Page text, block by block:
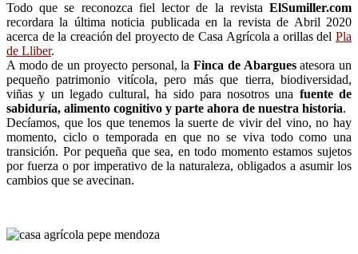
Todo que se reconozca fiel lector de la revista ElSumiller.com
recordara la última noticia publicada en la revista de Abril 2020
acerca de la creación del proyecto de Casa Agrícola a orillas del Pla
de Lliber.
A modo de un proyecto personal, laFinca de Abarguesatesora un
pequeño patrimonio vitícola, pero más que tierra, biodiversidad,
viñas y un legado cultural, ha sido para nosotros una fuente de
sabiduría, alimento cognitivo y parte ahora de nuestra historia.
Decíamos, que los que tenemos la suerte de vivirdel vino, no hay
momento, ciclo o temporada en que no se viva todo como una
transición. Por pequeña que sea, en todo momento estamos sujetos
por fuerza o por imperativo de la naturaleza,obligados a asumir los
cambios que se avecinan.